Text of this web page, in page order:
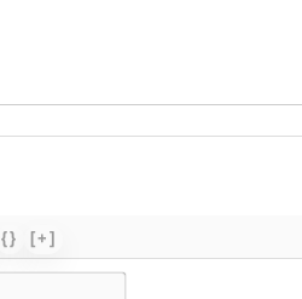
{} [+]
Naam*